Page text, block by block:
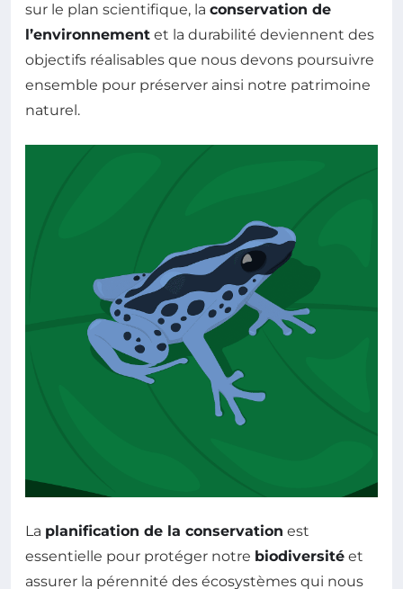
sur le plan scientifique, la conservation de
l’environnement et la durabilité deviennent des
objectifs réalisables que nous devons poursuivre
ensemble pour préserver ainsi notre patrimoine
naturel.
La planification de la conservation est
essentielle pour protéger notre biodiversité et
assurer la pérennité des écosystèmes qui nous